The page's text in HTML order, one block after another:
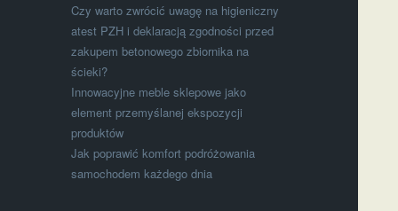
Czy warto zwrócić uwagę na higieniczny
atest PZH i deklaracją zgodności przed
zakupem betonowego zbiornika na
ścieki?
Innowacyjne meble sklepowe jako
element przemyślanej ekspozycji
produktów
Jak poprawić komfort podróżowania
samochodem każdego dnia